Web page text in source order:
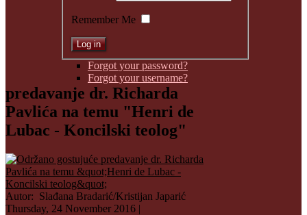
Remember Me
Forgot your password?
Forgot your username?
predavanje dr. Richarda
Pavlića na temu "Henri de
Lubac - Koncilski teolog"
Autor: Slađana Bradarić/Kristijan Japarić
Thursday, 24 November 2016 |